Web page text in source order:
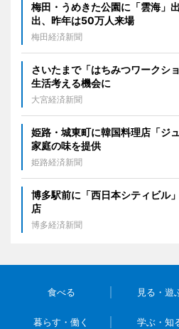
梅田・うめきた公園に「雲海」
出、昨年は50万人来場
梅田経済新聞
さいたまで「はちみつワークシ
生活考える機会に
大宮経済新聞
姫路・城東町に韓国料理店「ジ
家庭の味を提供
姫路経済新聞
博多駅前に「西日本シティビル
店
博多経済新聞
食べる 見る・遊
暮らす・働く 学ぶ・知